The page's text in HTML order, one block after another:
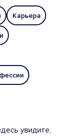
Карьера
увидите,